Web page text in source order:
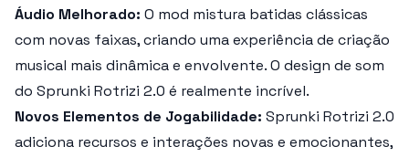
Áudio Melhorado: O mod mistura batidas clássicas
com novas faixas, criando uma experiência de criação
musical mais dinâmica e envolvente. O design de som
do Sprunki Rotrizi 2.0 é realmente incrível.
Novos Elementos de Jogabilidade: Sprunki Rotrizi 2.0
adiciona recursos e interações novas e emocionantes,